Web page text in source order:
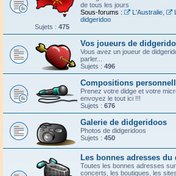
de tous les jours
Sous-forums :
L'Australie,
didgeridoo
Sujets : 475
Vos joueurs de
Vous avez un joueur de
parler...
Sujets : 496
Compositions
Prenez votre didge et votre
envoyez le tout ici !!!
Sujets : 676
Galerie de didgeridoos
Photos de didgeridoos
Sujets : 450
Les bonnes adresses
Toutes les bonnes adresses
concerts, les boutiques, les